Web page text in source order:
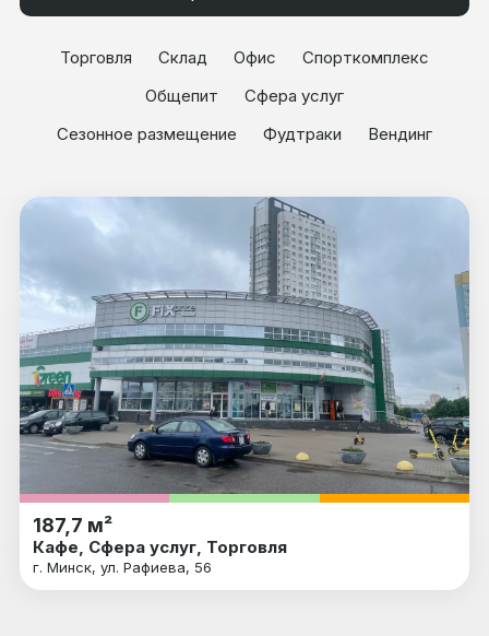
Торговля Склад Офис
Спорткомплекс
Общепит
Сфера услуг
Сезонное размещение
Фудтраки Вендинг
187,7 м²
Кафе, Сфера услуг, Торговля
г. Минск, ул. Рафиева, 56